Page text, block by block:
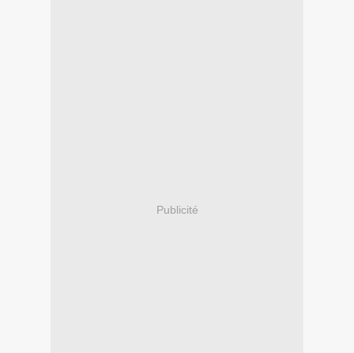
Publicité